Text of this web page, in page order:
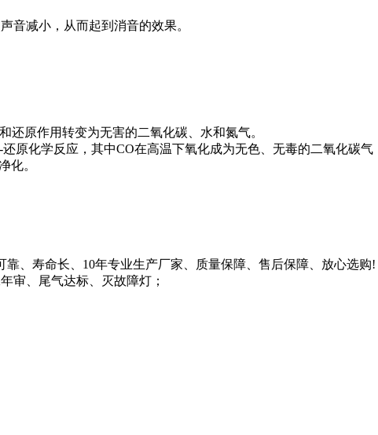
音减小，从而起到消音的效果。
原作用转变为无害的二氧化碳、水和氮气。
原化学反应，其中CO在高温下氧化成为无色、无毒的二氧化碳气
化。
、寿命长、10年专业生产厂家、质量保障、售后保障、放心选购!
审、尾气达标、灭故障灯；